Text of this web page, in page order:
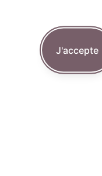
J'accepte